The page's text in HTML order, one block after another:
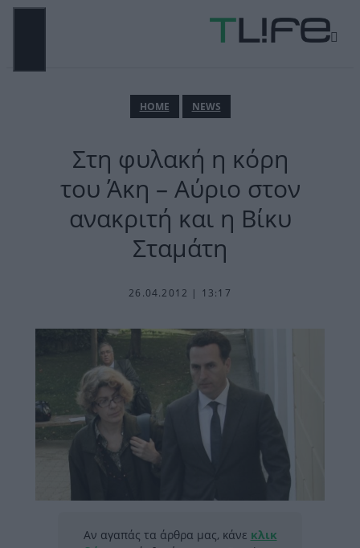
Μετάβαση
ΗΟΜΕ NEWS
Στη φυλακή η κόρη
του Άκη – Αύριο στον
ανακριτή και η Βίκυ
Σταμάτη
26.04.2012 | 13:17
Αν αγαπάς τα άρθρα μας, κάνε κλικ